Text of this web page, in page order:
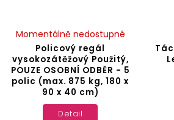
Policový regál
vysokozátěžový Použitý,
POUZE OSOBNÍ ODBĚR - 5
polic (max. 875 kg, 180 x
90 x 40 cm)
Momentálně nedostupné
Detail